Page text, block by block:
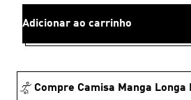
Adicionar ao carrinho
Compre Camisa Manga Longa